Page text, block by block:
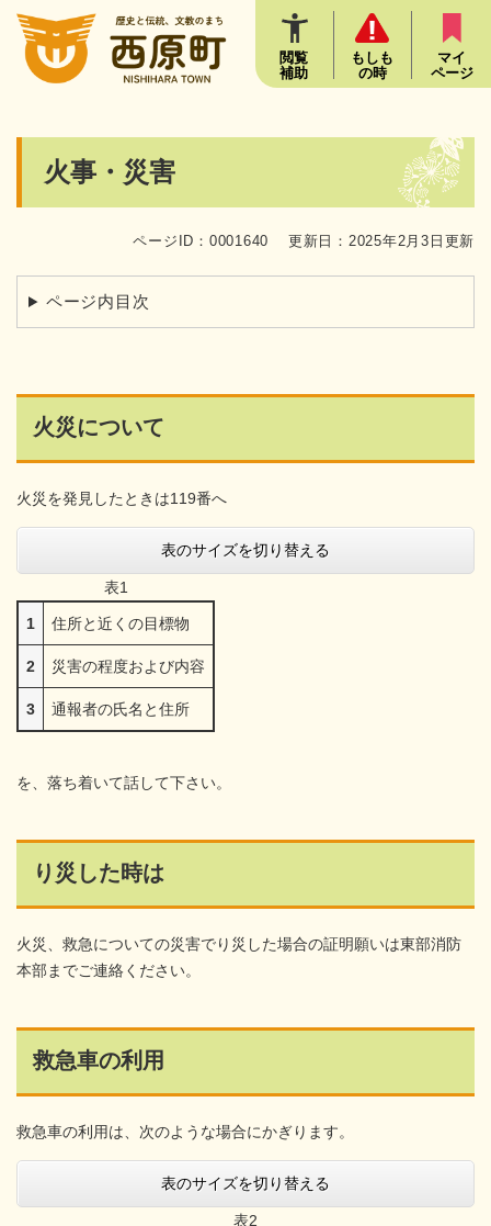
メニューを飛ばして本文へ
閲覧
補助
もしも
の時
マイ
ページ
火事・災害
ページID：0001640 更新日：2025年2月3日更新
ページ内目次
火災について
火災を発見したときは119番へ
表のサイズを切り替える
表1
1 住所と近くの目標物
2 災害の程度および内容
3 通報者の氏名と住所
を、落ち着いて話して下さい。
り災した時は
火災、救急についての災害でり災した場合の証明願いは東部消防
本部までご連絡ください。
救急車の利用
救急車の利用は、次のような場合にかぎります。
表のサイズを切り替える
表2